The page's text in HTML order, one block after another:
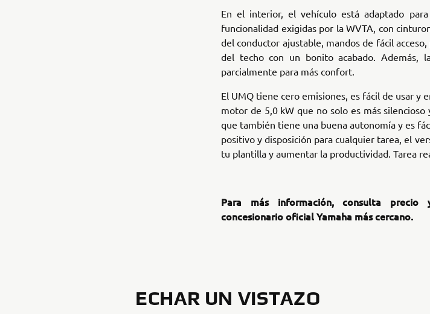
En el interior, el vehículo está adaptado
funcionalidad exigidas por la WVTA, con
del conductor ajustable, mandos de fácil
del techo con un bonito acabado. Además,
parcialmente para más confort.
El UMQ tiene cero emisiones, es fácil de usar y
motor de 5,0 kW que no solo es más
que también tiene una buena autonomía y es
positivo y disposición para cualquier tarea, el
tu plantilla y aumentar la productividad. Tarea
Para más información, consulta
concesionario oficial Yamaha más cercano.
ECHAR UN VISTAZO